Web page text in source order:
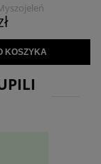
KOSZYKA